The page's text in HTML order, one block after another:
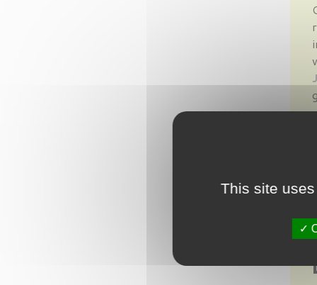
This site